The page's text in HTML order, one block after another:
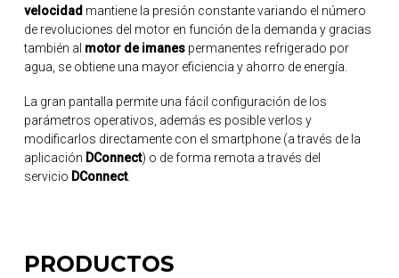
velocidad mantiene la presión constante variando el número
de revoluciones del motor en función de la demanda y gracias
también al motor de imanespermanentes refrigerado por
agua, se obtiene una mayor eficiencia y ahorro de energía.
La gran pantalla permite una fácil configuración de los
parámetros operativos, además es posible verlos y
modificarlos directamente con el smartphone (a través de la
aplicación DConnect) o de forma remota a través del
servicio DConnect.
PRODUCTOS